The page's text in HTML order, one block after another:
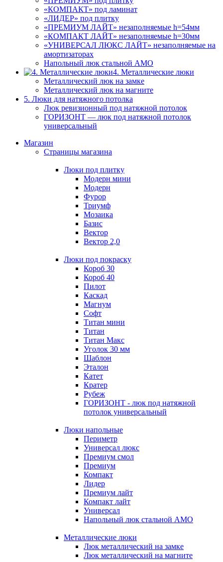
«КОМПАКТ» под ламинат
«ЛИДЕР» под плитку
«ПРЕМИУМ ЛАЙТ» незаполняемые h=54мм
«КОМПАКТ ЛАЙТ» незаполняемые h=30мм
«УНИВЕРСАЛ ЛЮКС ЛАЙТ» незаполняемые на
амортизаторах
Напольный люк стальной АМО
4. Металлические люки
Металлический люк на замке
Металлический люк на магните
5. Люки для натяжного потолка
Люк ревизионный под натяжной потолок
ГОРИЗОНТ — люк под натяжной потолок
универсальный
Магазин
Страницы магазина
Люки под плитку
Модерн мини
Модерн
Фурор
Триумф
Мозаика
Базис
Вектор
Вектор 2,0
Люки под покраску
Короб 30
Короб 40
Пилот
Каскад
Магнум
Софт
Титан мини
Титан
Титан Макс
Уголок 30 мм
Шаблон
Эталон
Катет
Кратер
Рубеж
ГОРИЗОНТ - люк под натяжной
потолок универсальный
Люки напольные
Периметр
Универсал люкс
Премиум смол
Премиум
Компакт
Лидер
Премиум лайт
Компакт лайт
Универсал
Напольный люк стальной АМО
Металлические люки
Люк металлический на замке
Люк металлический на магните